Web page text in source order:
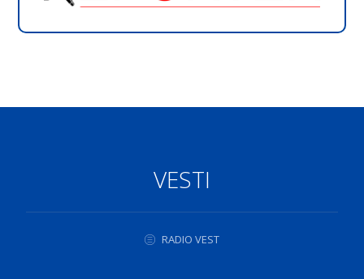
VESTI
RADIO VEST